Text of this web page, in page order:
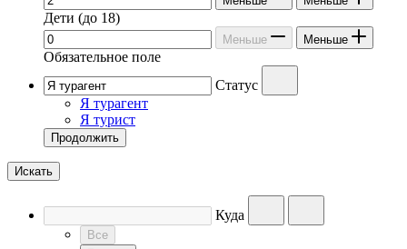
Дети (до 18)
Меньше Меньше
Обязательное поле
Статус
Я турагент
Я турист
Продолжить
Искать
Куда
Все